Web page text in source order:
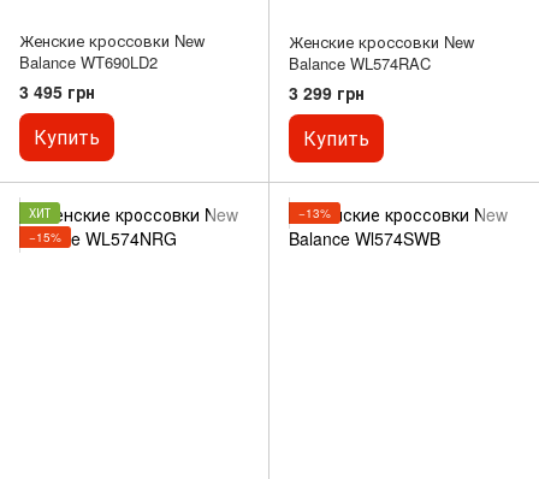
Женские кроссовки New
Balance WT690LD2
3 495 грн
Купить
Женские кроссовки New
Balance WL574RAC
3 299 грн
Купить
ХИТ
−15%
−13%